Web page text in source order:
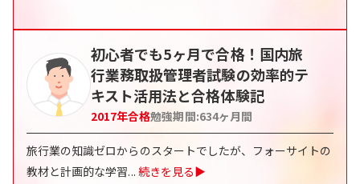
初心者でも5ヶ月で合格！国内旅
行業務取扱管理者試験の効率的テ
キスト活用法と合格体験記
2017年合格勉強期間:634ヶ月間
旅行業の知識ゼロからのスタートでしたが、フォーサイトの
教材と計画的な学習... 続きを見る▶